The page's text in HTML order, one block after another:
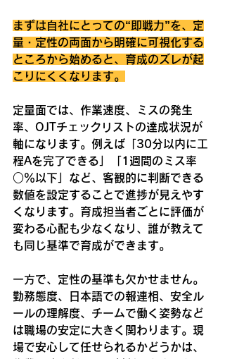
まずは自社にとっての“即戦力”を、定
量・定性の両面から明確に可視化する
ところから始めると、育成のズレが起
こりにくくなります。
定量面では、作業速度、ミスの発生
率、OJTチェックリストの達成状況が
軸になります。例えば「30分以内に工
程Aを完了できる」「1週間のミス率
○％以下」など、客観的に判断できる
数値を設定することで進捗が見えやす
くなります。育成担当者ごとに評価が
変わる心配も少なくなり、誰が教えて
も同じ基準で育成ができます。
一方で、定性の基準も欠かせません。
勤務態度、日本語での報連相、安全ル
ールの理解度、チームで働く姿勢など
は職場の安定に大きく関わります。現
場で安心して任せられるかどうかは、